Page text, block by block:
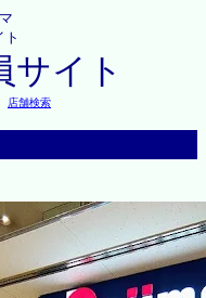
ト
サイト
店舗検索